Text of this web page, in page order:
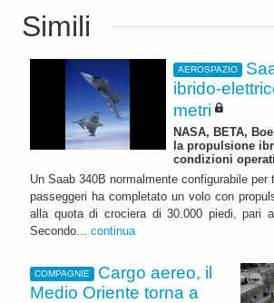
Simili
AEROSPAZIO
ibrido-
metri
NASA, BETA,
la propulsione
condizioni
Un Saab 340B normalmente configurabile per
passeggeri ha completato un volo con
alla quota di crociera di 30.000 piedi, pari
Secondo... continua
COMPAGNIE
Cargo aereo, il
Medio Oriente torna a